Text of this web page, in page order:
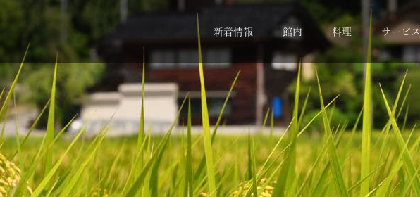
新着情報 館内 料理 サービス